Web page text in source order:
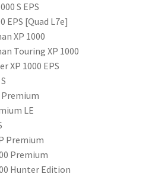
S EPS
EPS [Quad L7e]
XP 1000
Touring XP 1000
XP 1000 EPS
Premium
LE
Premium
Premium
Hunter Edition